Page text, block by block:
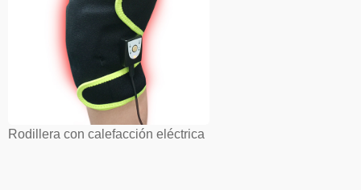
Rodillera con calefacción eléctrica